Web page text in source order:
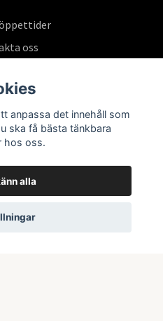
oss
vårt nyhetsbrev
Prenumerera
anpassa det innehåll som
ska få bästa tänkbara
hos oss.
alla